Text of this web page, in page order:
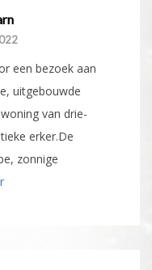
een bezoek aan
uitgebouwde
van drie-
erker.De
zonnige